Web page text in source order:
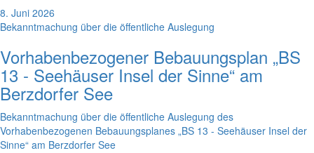
8. Juni 2026
Bekanntmachung über die öffentliche Auslegung
Vorhabenbezogener Bebauungsplan „BS
13 - Seehäuser Insel der Sinne“ am
Berzdorfer See
Bekanntmachung über die öffentliche Auslegung des
Vorhabenbezogenen Bebauungsplanes „BS 13 - Seehäuser Insel der
Sinne“ am Berzdorfer See